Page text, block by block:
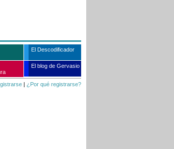
El Descodificador
El blog de Gervasio
| ¿Por qué registrarse?